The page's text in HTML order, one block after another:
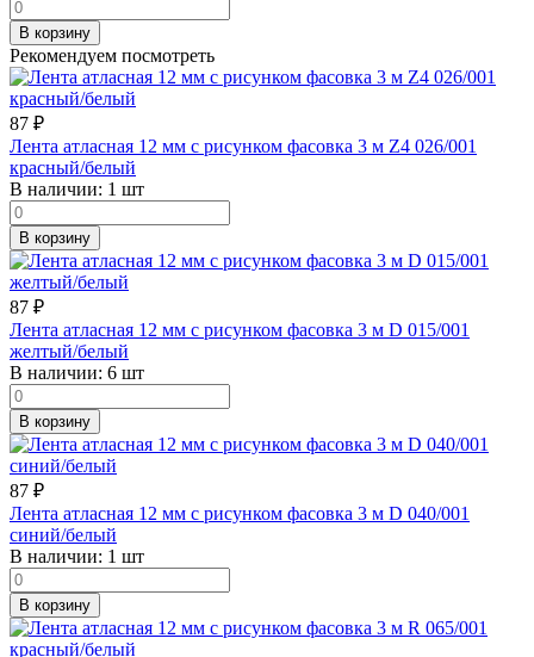
В корзину
Рекомендуем посмотреть
87 ₽
Лента атласная 12 мм с рисунком фасовка 3 м Z4 026/001
красный/белый
В наличии: 1 шт
В корзину
87 ₽
Лента атласная 12 мм с рисунком фасовка 3 м D 015/001
желтый/белый
В наличии: 6 шт
В корзину
87 ₽
Лента атласная 12 мм с рисунком фасовка 3 м D 040/001
синий/белый
В наличии: 1 шт
В корзину